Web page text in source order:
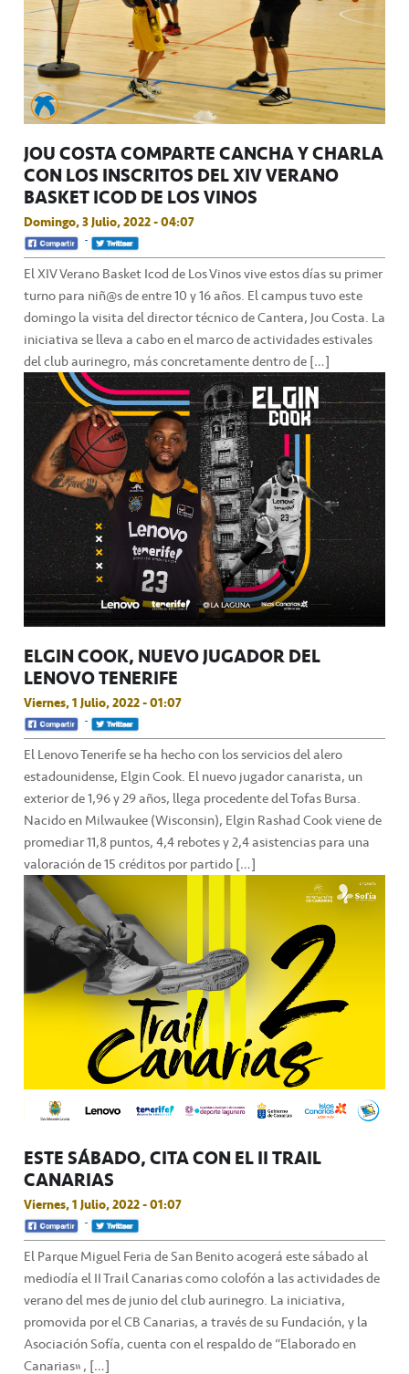
JOU COSTA COMPARTE CANCHA Y CHARLA
CON LOS INSCRITOS DEL XIV VERANO
BASKET ICOD DE LOS VINOS
Domingo, 3 Julio, 2022 - 04:07
El XIV Verano Basket Icod de Los Vinos vive estos días su primer
turno para niñ@s de entre 10 y 16 años. El campus tuvo este
domingo la visita del director técnico de Cantera, Jou Costa. La
iniciativa se lleva a cabo en el marco de actividades estivales
del club aurinegro, más concretamente dentro de […]
ELGIN COOK, NUEVO JUGADOR DEL
LENOVO TENERIFE
Viernes, 1 Julio, 2022 - 01:07
El Lenovo Tenerife se ha hecho con los servicios del alero
estadounidense, Elgin Cook. El nuevo jugador canarista, un
exterior de 1,96 y 29 años, llega procedente del Tofas Bursa.
Nacido en Milwaukee (Wisconsin), Elgin Rashad Cook viene de
promediar 11,8 puntos, 4,4 rebotes y 2,4 asistencias para una
valoración de 15 créditos por partido […]
ESTE SÁBADO, CITA CON EL II TRAIL
CANARIAS
Viernes, 1 Julio, 2022 - 01:07
El Parque Miguel Feria de San Benito acogerá este sábado al
mediodía el II Trail Canarias como colofón a las actividades de
verano del mes de junio del club aurinegro. La iniciativa,
promovida por el CB Canarias, a través de su Fundación, y la
Asociación Sofía, cuenta con el respaldo de “Elaborado en
Canarias” , […]